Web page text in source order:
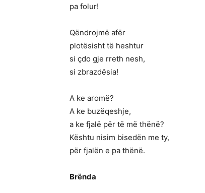
pa folur!
Qëndrojmë afër
plotësisht të heshtur
si çdo gje rreth nesh,
si zbrazdësia!
A ke aromë?
A ke buzëqeshje,
a ke fjalë për të më thënë?
Kështu nisim bisedën me ty,
për fjalën e pa thënë.
Brënda